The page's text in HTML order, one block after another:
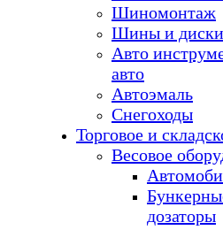
Шиномонтаж
Шины и диски
Авто
авто
Автоэмаль
Снегоходы
Торговое и
Весовое
дозаторы